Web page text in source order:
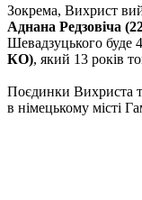
Зокрема, Вихрист
Аднана Редзовіча
Шевадзуцького буде
КО), який 13 років
Поєдинки Вихриста
в німецькому місті